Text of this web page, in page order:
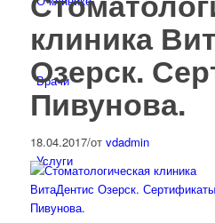
Врачи
Услуги
клиника
Озерск.
Пивунова.
18.04.2017/от vdadmin